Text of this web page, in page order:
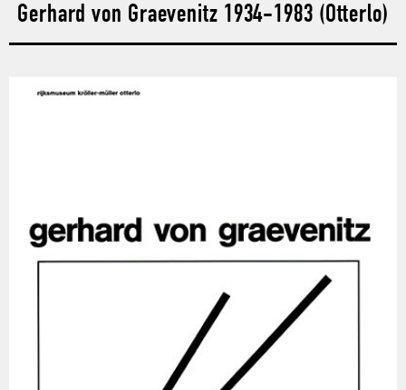
Gerhard von Graevenitz 1934-1983 (Otterlo)